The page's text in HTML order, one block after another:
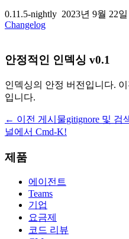
0.11.5-nightly 2023년 9월 22일
Changelog
안정적인 인덱싱 v0.1
인덱싱의 안정 버전입니다.
입니다.
← 이전 게시물gitignore 및 검
널에서 Cmd-K!
제품
에이전트
Teams
기업
요금제
코드 리뷰